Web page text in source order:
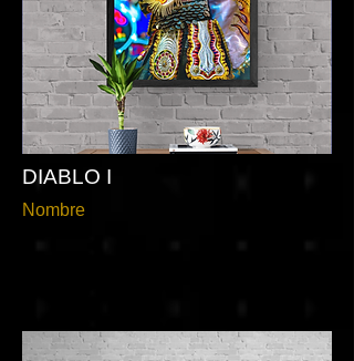
DIABLO I
Nombre